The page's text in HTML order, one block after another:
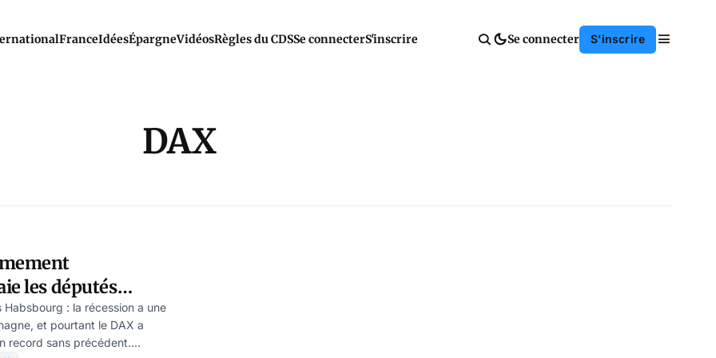
FranceIdéesÉpargneVidéosRègles du CDSSe connecterS'inscrire Se connecter S'inscrire
DAX
les députés
Reisner
Habsbourg : la récession a une
et pourtant le DAX a
record sans précédent.